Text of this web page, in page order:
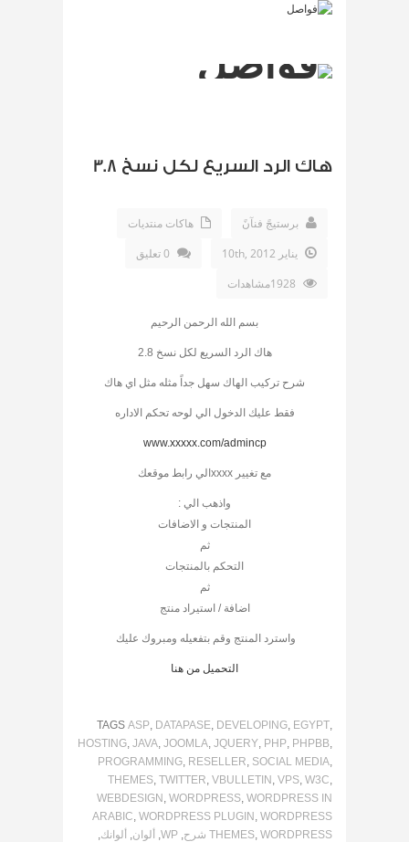
هاك الرد السريع لكل نسخ 3.8
برستيجً فنآنً
هاكات منتديات
يناير 10th, 2012
0 تعليق
بسم الله الرحمن الرحيم
هاك الرد السريع لكل نسخ 2.8
شرح تركيب الهاك سهل جداً مثله مثل اي هاك
فقط عليك الدخول الي لوحه تحكم الاداره
www.xxxxx.com/admincp
مع تغيير xxxxالي رابط موقعك
واذهب الي :
المنتجات و الاضافات
ثم
التحكم بالمنتجات
ثم
اضافة / استيراد منتج
واسترد المنتج وقم بتفعيله ومبروك عليك
التحميل من هنا
TAGS ASP, DATAPASE, DEVELOPING, EGYPT,
HOSTING, JAVA, JOOMLA, JQUERY, PHP, PHPBB,
PROGRAMMING, RESELLER, SOCIAL MEDIA,
THEMES, TWITTER, VBULLETIN , VPS, W3C,
WEBDESIGN , WORDPRESS, WORDPRESS IN
ARABIC, WORDPRESS PLUGIN , WORDPRESS
THEMES, WORDPRESS شرح ,
WP
, ألوان, ألوانك,